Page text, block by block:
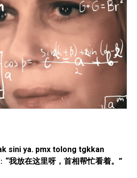
sini ya. pmx tolong tgkkan
“我放在这里呀，首相帮忙看着。”